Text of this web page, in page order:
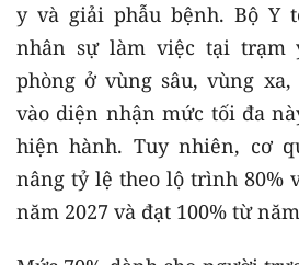
y và giải phẫu bệnh. Bộ Y
nhân sự làm việc tại trạm
phòng ở vùng sâu, vùng
vào diện nhận mức tối đa
hiện hành. Tuy nhiên, cơ
nâng tỷ lệ theo lộ trình 80%
năm 2027 và đạt 100% từ